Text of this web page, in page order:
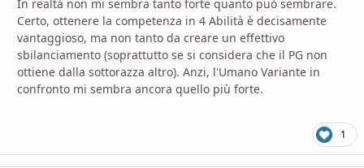
In realtà non mi sembra tanto forte quanto può sembrare.
Certo, ottenere la competenza in 4 Abilità è decisamente
vantaggioso, ma non tanto da creare un effettivo
sbilanciamento (soprattutto se si considera che il PG non
ottiene dalla sottorazza altro). Anzi, l'Umano Variante in
confronto mi sembra ancora quello più forte.
1